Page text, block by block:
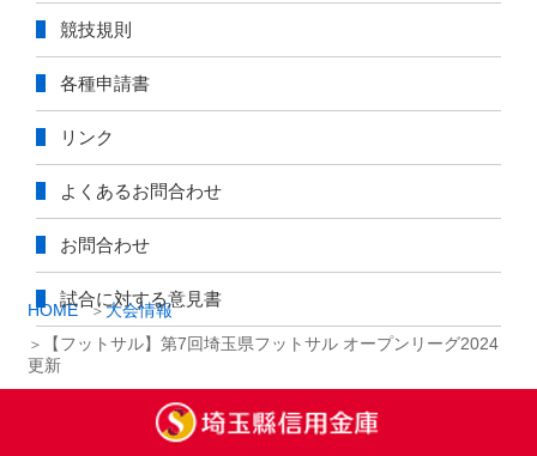
HOME
大会情報
【フットサル】第7回埼⽟県フットサル オープンリーグ2024
更新
競技規則
各種申請書
リンク
よくあるお問合わせ
お問合わせ
試合に対する意見書